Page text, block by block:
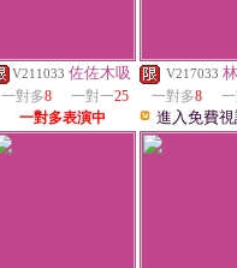
V211033 佐佐木吸
一對多8 一對一25
一對多表演中
V217033
一對多8
進入免費